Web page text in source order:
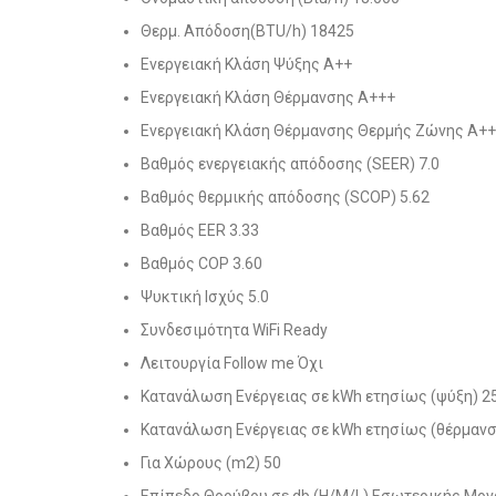
Θερμ. Απόδοση(BΤU/h) 18425
Ενεργειακή Κλάση Ψύξης A++
Ενεργειακή Κλάση Θέρμανσης A+++
Ενεργειακή Κλάση Θέρμανσης Θερμής Ζώνης
Βαθμός ενεργειακής απόδοσης (SEER) 7.0
Βαθμός θερμικής απόδοσης (SCOP) 5.62
Βαθμός EER 3.33
Βαθμός COP 3.60
Ψυκτική Ισχύς 5.0
Συνδεσιμότητα WiFi Ready
Λειτουργία Follow me Όχι
Κατανάλωση Ενέργειας σε kWh ετησίως (ψύξη)
Κατανάλωση Ενέργειας σε kWh ετησίως
Για Χώρους (m2) 50